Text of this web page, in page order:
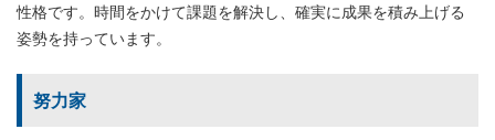
性格です。時間をかけて課題を解決し、確実に成果を積み上げる
姿勢を持っています。
努力家